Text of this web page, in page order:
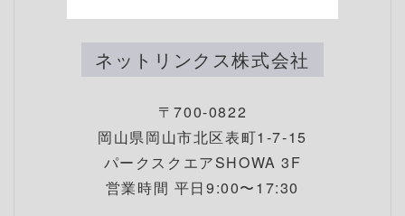
ネットリンクス株式会社
〒700-0822
岡山県岡山市北区表町1-7-15
パークスクエアSHOWA 3F
営業時間 平日9:00〜17:30